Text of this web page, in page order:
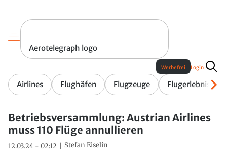
Aerotelegraph logo
Airlines Flughäfen Flugzeuge Flugerlebnis
Werbefrei Login
Betriebsversammlung: Austrian Airlines
muss 110 Flüge annullieren
12.03.24 - 02:12 Stefan Eiselin